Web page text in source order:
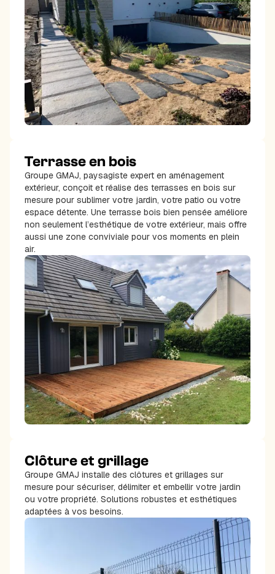
Terrasse en bois
Groupe GMAJ, paysagiste expert en aménagement
extérieur, conçoit et réalise des terrasses en bois sur
mesure pour sublimer votre jardin, votre patio ou votre
espace détente. Une terrasse bois bien pensée améliore
non seulement l’esthétique de votre extérieur, mais offre
aussi une zone conviviale pour vos moments en plein
air.
Clôture et grillage
Groupe GMAJ installe des clôtures et grillages sur
mesure pour sécuriser, délimiter et embellir votre jardin
ou votre propriété. Solutions robustes et esthétiques
adaptées à vos besoins.